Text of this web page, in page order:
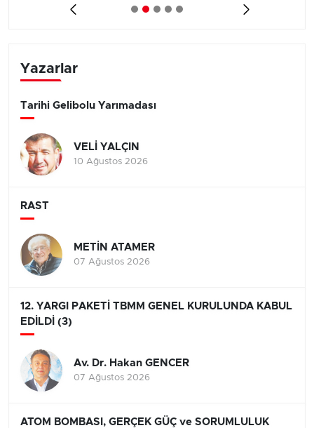
Yazarlar
Tarihi Gelibolu Yarımadası
VELİ YALÇIN
10 Ağustos 2026
RAST
METİN ATAMER
07 Ağustos 2026
12. YARGI PAKETİ TBMM GENEL KURULUNDA KABUL
EDİLDİ (3)
Av. Dr. Hakan GENCER
07 Ağustos 2026
ATOM BOMBASI, GERÇEK GÜÇ ve SORUMLULUK